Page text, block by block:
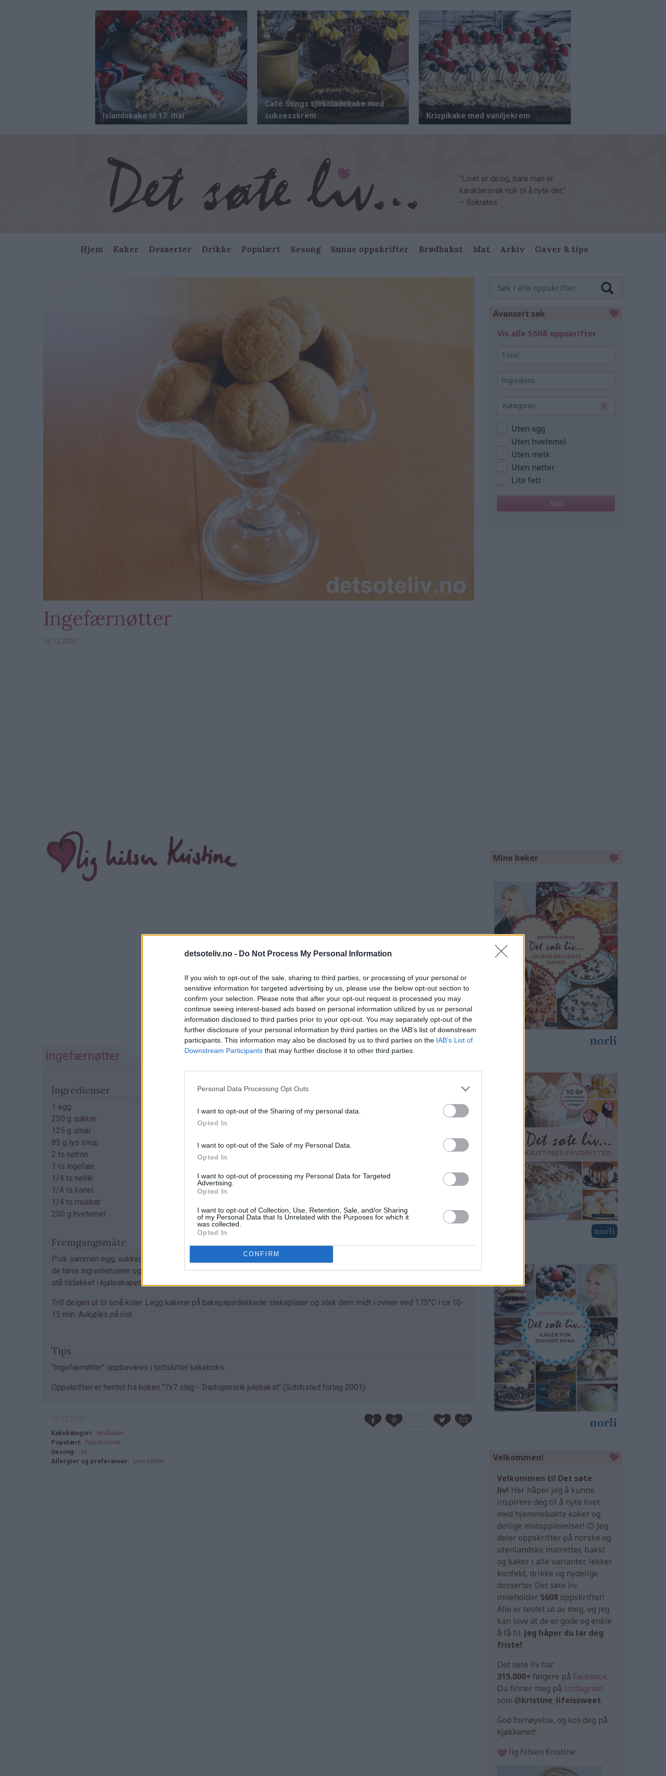
detsoteliv.no - Do Not Process My Personal Information
If you wish to opt-out of the sale, sharing to third parties, or processing of your personal or
sensitive information for targeted advertising by us, please use the below opt-out section to
confirm your selection. Please note that after your opt-out request is processed you may
continue seeing interest-based ads based on personal information utilized by us or personal
information disclosed to third parties prior to your opt-out. You may separately opt-out of the
further disclosure of your personal information by third parties on the IAB’s list of downstream
participants. This information may also be disclosed by us to third parties on the IAB’s List of
Downstream Participants that may further disclose it to other third parties.
Personal Data Processing Opt Outs
I want to opt-out of the Sharing of my personal data.
Opted In
I want to opt-out of the Sale of my Personal Data.
Opted In
I want to opt-out of processing my Personal Data for Targeted
Advertising.
Opted In
I want to opt-out of Collection, Use, Retention, Sale, and/or Sharing
of my Personal Data that Is Unrelated with the Purposes for which it
was collected.
Opted In
CONFIRM
"Livet er deilig, bare man er
karaktersvak nok til å nyte det."
– Sokrates
Main
Hjem Kaker Desserter Drikke Populært Sesong Sunne oppskrifter Brødbakst Mat Arkiv Gaver & tips
Ingefærnøtter
16.12.2007
Ingefærnøtter
Ingredienser
1 egg
250 g sukker
125 g smør
85 g lys sirup
2 ts natron
1 ts ingefær
1/4 ts nellik
1/4 ts kanel
1/4 ts muskat
250 g hvetemel
Fremgangsmåte
Pisk sammen egg, sukker, mykt smør og sirup. Bland
de tørre ingrediensene og rør inn i deigen. La deigen
stå tildekket i kjøleskapet i 2 timer eller over natten.
Trill deigen ut til små kuler. Legg kakene på bakepapirdekkede stekeplater og stek dem midt i ovnen ved 175°C i ca 10-
15 min. Avkjøles på rist.
Tips
"Ingefærnøtter" oppbevares i tettsluttet kakeboks.
Oppskriften er hentet fra boken "7x7 slag - Tradisjonsrik julebakst" (Schibsted forlag 2001).
Kakekategori
Småkaker
Populært
Typisk norsk
Sesong
Jul
Allergier og preferanser
Uten nøtter
Avansert søk
Vis alle 5608 oppskrifter
Kategorier
Uten egg
Uten hvetemel
Uten melk
Uten nøtter
Lite fett
Mine bøker
Velkommen!
Velkommen til Det søte
liv! Her håper jeg å kunne
inspirere deg til å nyte livet
med hjemmebakte kaker og
deilige matopplevelser! 😊 Jeg
deler oppskrifter på norske og
utenlandske matretter, bakst
og kaker i alle varianter, lekker
konfekt, drikke og nydelige
desserter. Det søte liv
inneholder 5608 oppskrifter!
Alle er testet ut av meg, og jeg
kan love at de er gode og enkle
å få til. Jeg håper du lar deg
friste!
Det søte liv har
315.000+ følgere på Facebook.
Du finner meg på Instagram
som @kristine_lifeissweet.
God fornøyelse, og kos deg på
kjøkkenet!
lig hilsen Kristine